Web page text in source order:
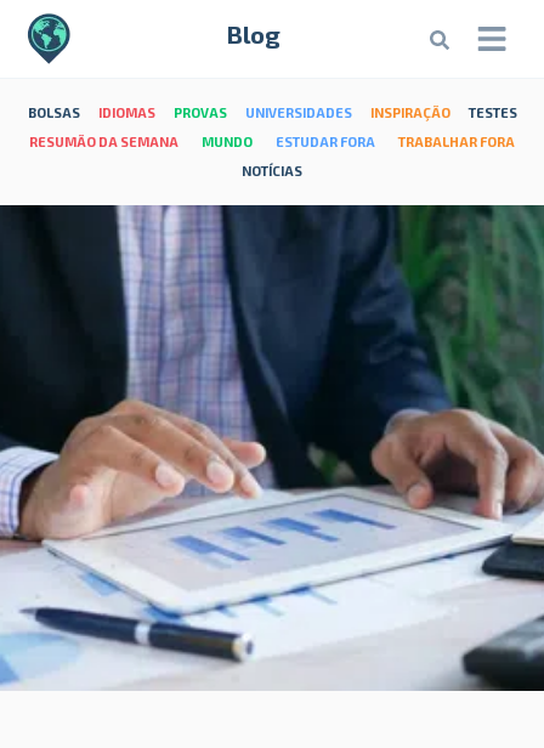
Blog
BOLSAS IDIOMAS PROVAS UNIVERSIDADES INSPIRAÇÃO
TESTES
RESUMÃO DA SEMANA
MUNDO ESTUDAR FORA
TRABALHAR FORA
NOTÍCIAS